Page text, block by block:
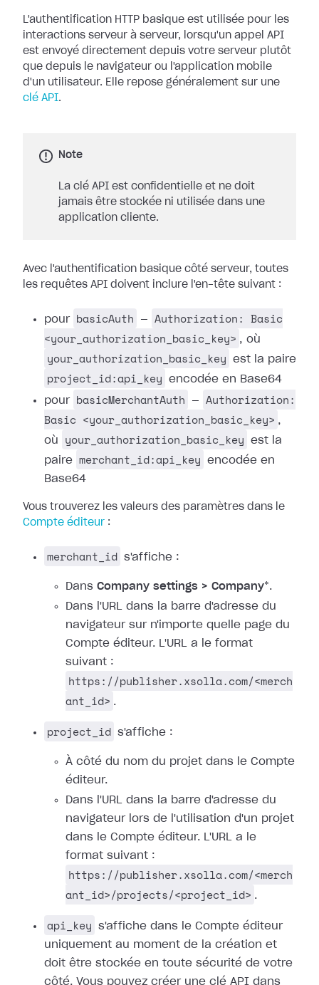
L'authentification HTTP basique est utilisée pour les
interactions serveur à serveur, lorsqu'un appel API
est envoyé directement depuis votre serveur plutôt
que depuis le navigateur ou l'application mobile
d'un utilisateur. Elle repose généralement sur une
clé API.
Note
La clé API est confidentielle et ne doit
jamais être stockée ni utilisée dans une
application cliente.
Avec l'authentification basique côté serveur, toutes
les requêtes API doivent inclure l'en-tête suivant :
pour basicAuth —
Authorization: Basic
<your_authorization_basic_key> , où
your_authorization_basic_key est la paire
project_id:api_key
encodée en Base64
pour basicMerchantAuth —
Authorization:
Basic <your_authorization_basic_key> ,
où
your_authorization_basic_key
est la
paire merchant_id:api_key
encodée en
Base64
Vous trouverez les valeurs des paramètres dans le
Compte éditeur :
merchant_id s'affiche :
Dans Company settings > Company*.
Dans l'URL dans la barre d'adresse du
navigateur sur n'importe quelle page du
Compte éditeur. L'URL a le format
suivant :
https://publisher.xsolla.com/<merch
ant_id> .
project_id s'affiche :
À côté du nom du projet dans le Compte
éditeur.
Dans l'URL dans la barre d'adresse du
navigateur lors de l'utilisation d'un projet
dans le Compte éditeur. L'URL a le
format suivant :
https://publisher.xsolla.com/<merch
ant_id>/projects/<project_id> .
api_key
s'affiche dans le Compte éditeur
uniquement au moment de la création et
doit être stockée en toute sécurité de votre
côté. Vous pouvez créer une clé API dans